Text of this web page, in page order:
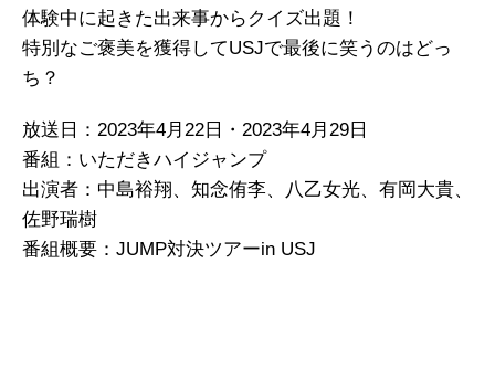
体験中に起きた出来事からクイズ出題！
特別なご褒美を獲得してUSJで最後に笑うのはどっ
ち？
放送日：2023年4月22日・2023年4月29日
番組：いただきハイジャンプ
出演者：中島裕翔、知念侑李、八乙女光、有岡大貴、
佐野瑞樹
番組概要：JUMP対決ツアーin USJ